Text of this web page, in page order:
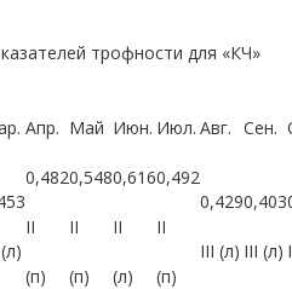
трофности для «КЧ»
Апр. Май Июн. Июл. Авг. Сен.
0,482
II
(п)
0,548
II
(п)
0,616
II
(л)
0,492
II
(п)
0,429
III (л)
0,403
III (л)